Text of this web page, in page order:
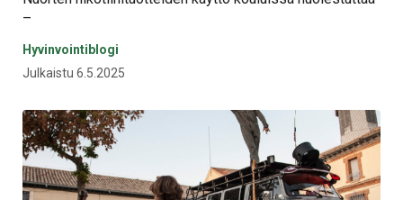
–
Hyvinvointiblogi
Julkaistu 6.5.2025